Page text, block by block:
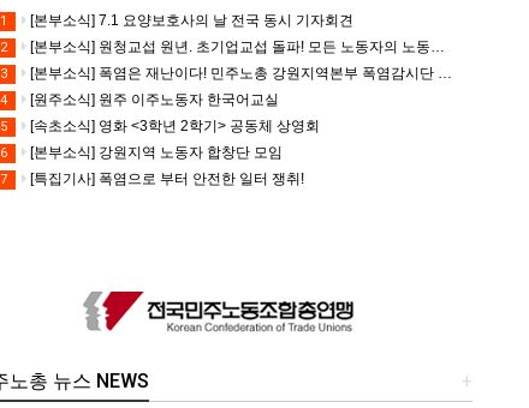
1 [본부소식] 7.1 요양보호사의 날 전국 동시 기자회견
2 [본부소식] 원청교섭 원년. 초기업교섭 돌파! 모든 노동자의 노동기본권 쟁취! 민주노총 7.15 총파업대회
3 [본부소식] 폭염은 재난이다! 민주노총 강원지역본부 폭염감시단 선포 기자회견
4 [원주소식] 원주 이주노동자 한국어교실
5 [속초소식] 영화 <3학년 2학기> 공동체 상영회
6 [본부소식] 강원지역 노동자 합창단 모임
7 [특집기사] 폭염으로 부터 안전한 일터 쟁취!
+
노총 뉴스 NEWS